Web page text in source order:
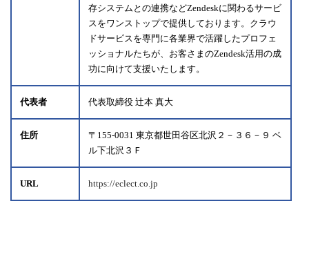
存システムとの連携などZendeskに関わるサービ
スをワンストップで提供しております。クラウ
ドサービスを専門に各業界で活躍したプロフェ
ッショナルたちが、お客さまのZendesk活用の成
功に向けて支援いたします。
代表者 代表取締役 辻本 真大
住所
〒155-0031 東京都世田谷区北沢２－３６－９ ベ
ル下北沢３Ｆ
URL https://eclect.co.jp